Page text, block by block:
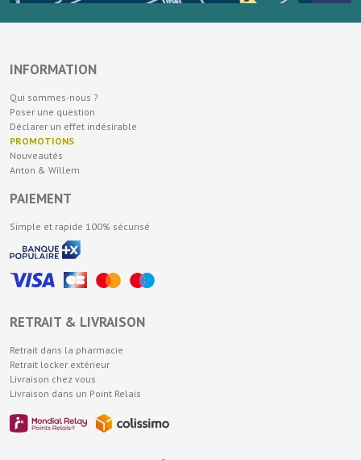
INFORMATION
Qui sommes-nous ?
Poser une question
Déclarer un effet indésirable
PROMOTIONS
Nouveautés
Anton & Willem
PAIEMENT
Simple et rapide 100% sécurisé
RETRAIT & LIVRAISON
Retrait dans la pharmacie
Retrait locker extérieur
Livraison chez vous
Livraison dans un Point Relais